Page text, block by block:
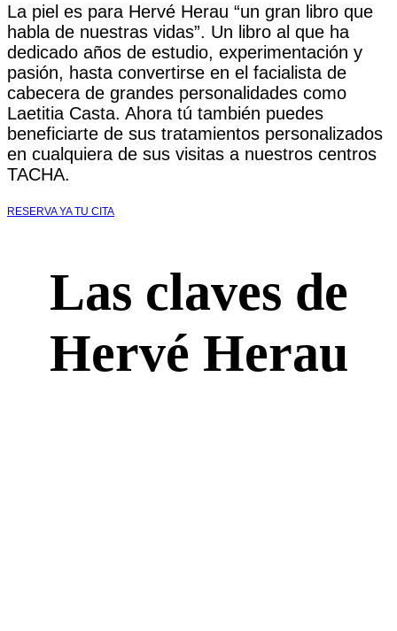
La piel es para Hervé Herau “un gran libro que
habla de nuestras vidas”. Un libro al que ha
dedicado años de estudio, experimentación y
pasión, hasta convertirse en el facialista de
cabecera de grandes personalidades como
Laetitia Casta. Ahora tú también puedes
beneficiarte de sus tratamientos personalizados
en cualquiera de sus visitas a nuestros centros
TACHA.
RESERVA YA TU CITA
Las claves de
Hervé Herau